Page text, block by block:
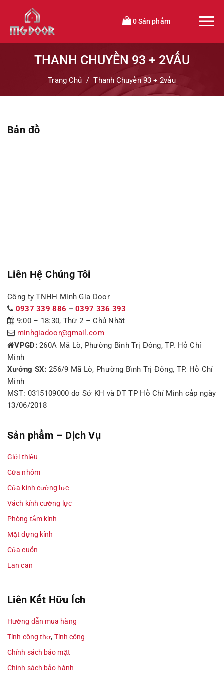
0 Sản phẩm
THANH CHUYỀN 93 + 2VẤU
Trang Chủ Thanh Chuyền 93 + 2vấu
Bản đồ
Liên Hệ Chúng Tôi
Công ty TNHH Minh Gia Door
0937 339 886 –0397 336 393
9:00 – 18:30, Thứ 2 – Chủ Nhật
minhgiadoor@gmail.com
VPGD:260A Mã Lò, Phường Bình Trị Đông, TP. Hồ Chí
Minh
Xưởng SX: 256/9 Mã Lò, Phường Bình Trị Đông, TP. Hồ Chí
Minh
MST: 0315109000 do Sở KH và DT TP Hồ Chí Minh cấp ngày
13/06/2018
Sản phẩm – Dịch Vụ
Giới thiệu
Cửa nhôm
Cửa kính cường lực
Vách kính cường lực
Phòng tắm kính
Mặt dựng kính
Cửa cuốn
Lan can
Liên Kết Hữu Ích
Hướng dẫn mua hàng
Tính công thợ, Tính công
Chính sách bảo mật
Chính sách bảo hành